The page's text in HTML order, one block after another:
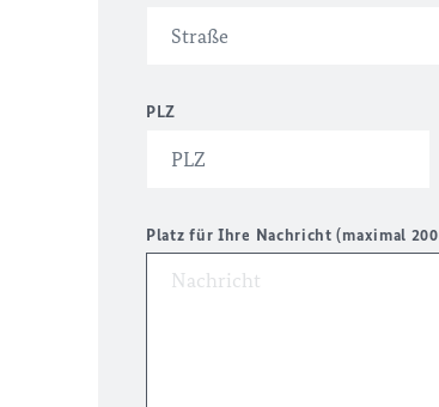
PLZ
Platz für Ihre Nachricht (maximal